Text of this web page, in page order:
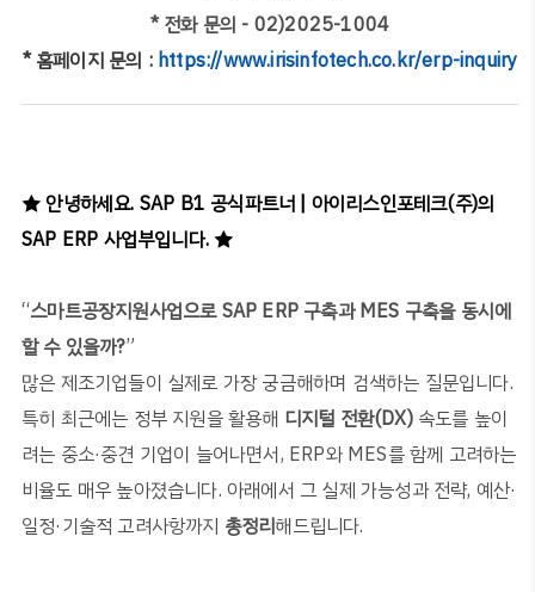
* 전화 문의 - 02)2025-1004
* 홈페이지 문의 : https://www.irisinfotech.co.kr/erp-inquiry
★ 안녕하세요. SAP B1 공식파트너 | 아이리스인포테크(주)의
SAP ERP 사업부입니다. ★
“스마트공장지원사업으로SAP ERP 구축과MES 구축을 동시에
할 수 있을까?”
많은 제조기업들이 실제로 가장 궁금해하며 검색하는 질문입니다.
특히 최근에는 정부 지원을 활용해 디지털 전환(DX) 속도를 높이
려는 중소·중견 기업이 늘어나면서, ERP와MES를 함께 고려하는
비율도 매우 높아졌습니다.아래에서 그 실제 가능성과 전략, 예산·
일정·기술적 고려사항까지 총정리해드립니다.